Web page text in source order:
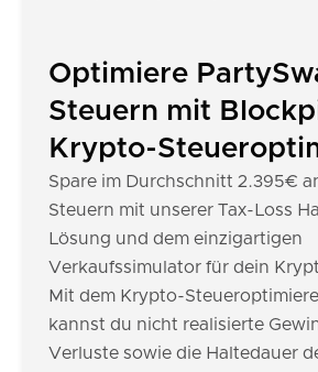
Optimiere
Steuern mit
Krypto-
Spare im Durchschnitt 2.395€
Steuern mit unserer Tax-Loss
Lösung und dem einzigartigen
Verkaufssimulator für dein
Mit dem Krypto-
kannst du nicht realisierte
Verluste sowie die Haltedauer